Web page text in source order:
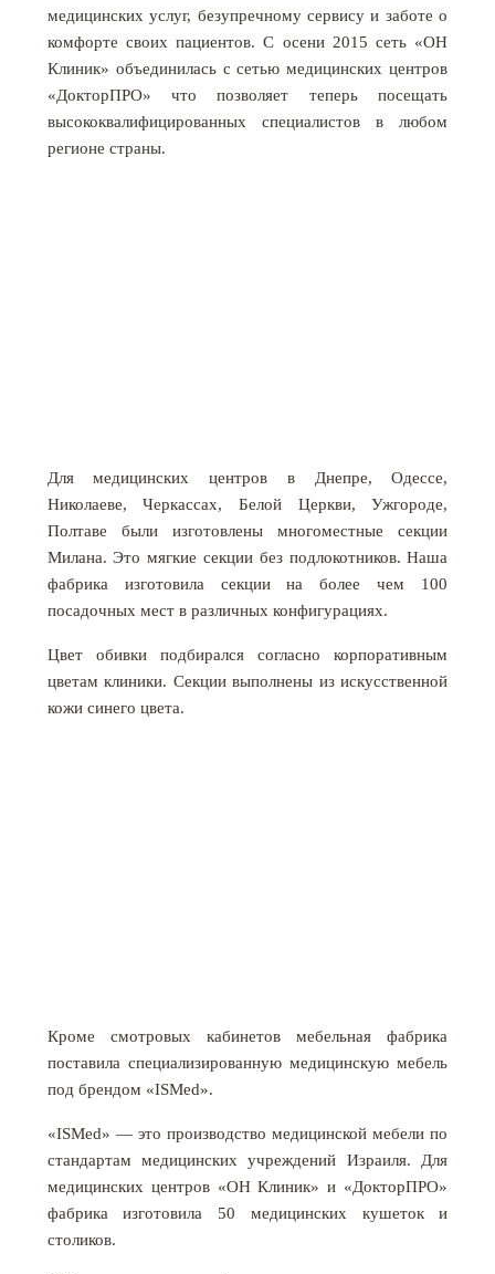
медицинских услуг, безупречному сервису и заботе о
комфорте своих пациентов. С осени 2015 сеть «ОН
Клиник» объединилась с сетью медицинских центров
«ДокторПРО» что позволяет теперь посещать
высококвалифицированных специалистов в любом
регионе страны.
Для медицинских центров в Днепре, Одессе,
Николаеве, Черкассах, Белой Церкви, Ужгороде,
Полтаве были изготовлены многоместные секции
Милана. Это мягкие секции без подлокотников. Наша
фабрика изготовила секции на более чем 100
посадочных мест в различных конфигурациях.
Цвет обивки подбирался согласно корпоративным
цветам клиники. Секции выполнены из искусственной
кожи синего цвета.
Кроме смотровых кабинетов мебельная фабрика
поставила специализированную медицинскую мебель
под брендом «ISMed».
«ISMed» — это производство медицинской мебели по
стандартам медицинских учреждений Израиля. Для
медицинских центров «ОН Клиник» и «ДокторПРО»
фабрика изготовила 50 медицинских кушеток и
столиков.